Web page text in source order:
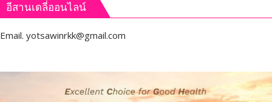
อีสานเดลี่ออนไลน์
Email. yotsawinrkk@gmail.com